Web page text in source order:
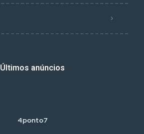
Últimos anúncios
4ponto7